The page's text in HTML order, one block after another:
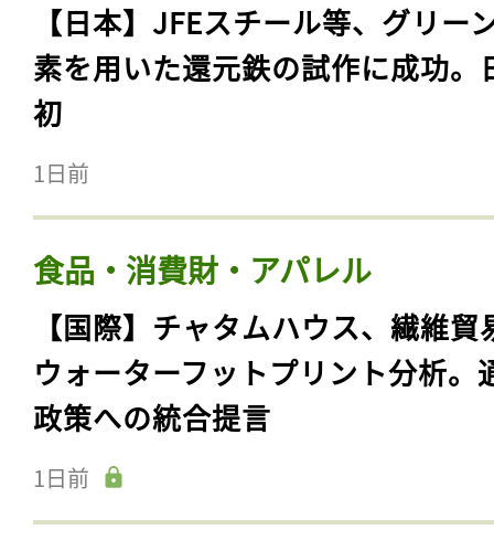
【日本】JFEスチール等、グリー
素を用いた還元鉄の試作に成功。
初
1日前
食品・消費財・アパレル
【国際】チャタムハウス、繊維貿
ウォーターフットプリント分析。
政策への統合提言
1日前